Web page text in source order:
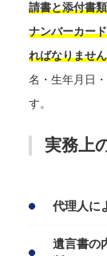
請書と添付書
ナンバーカー
ればなりませ
名・生年月日
す。
実務上
代理人に
遺言書の